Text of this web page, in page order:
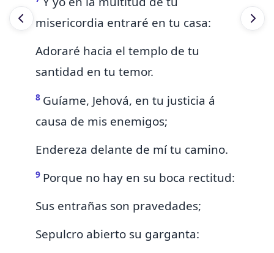
misericordia entraré en tu casa:
Adoraré hacia el templo de tu
santidad en tu temor.
8 Guíame, Jehová, en tu justicia á
causa de mis enemigos;
Endereza delante de mí tu camino.
9 Porque no hay en su boca rectitud:
Sus entrañas son pravedades;
Sepulcro abierto su garganta: